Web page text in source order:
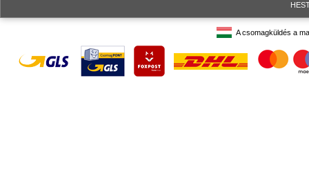
A csomagküldés a